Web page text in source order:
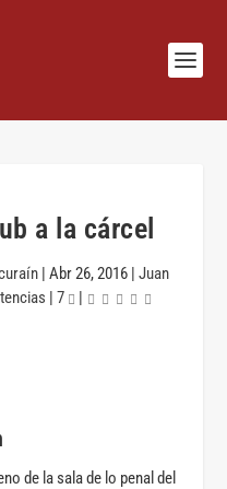
a la cárcel
| Abr 26, 2016| Juan
| 7 |
de la sala de lo penal del